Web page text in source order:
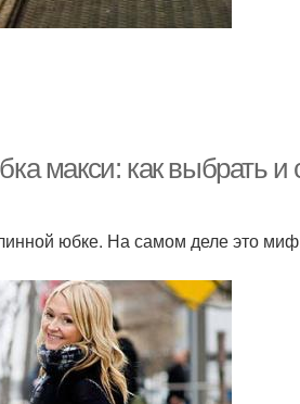
макси: как выбрать и
юбке. На самом деле это